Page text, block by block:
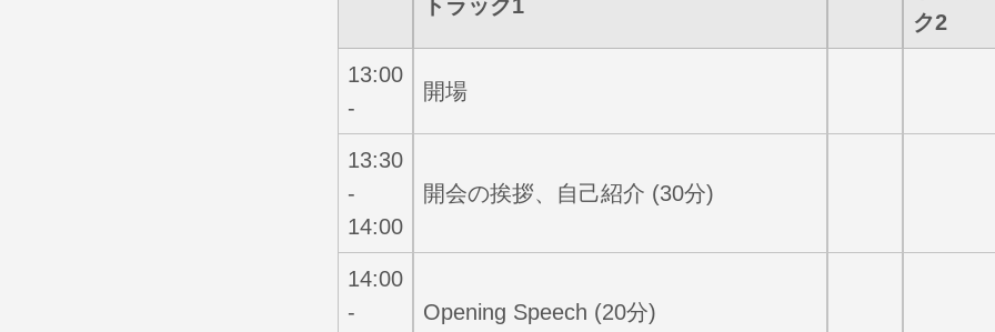
トラック1
ク2
13:00
-
開場
13:30
-
14:00
開会の挨拶、自己紹介 (30分)
14:00
-
Opening Speech (20分)